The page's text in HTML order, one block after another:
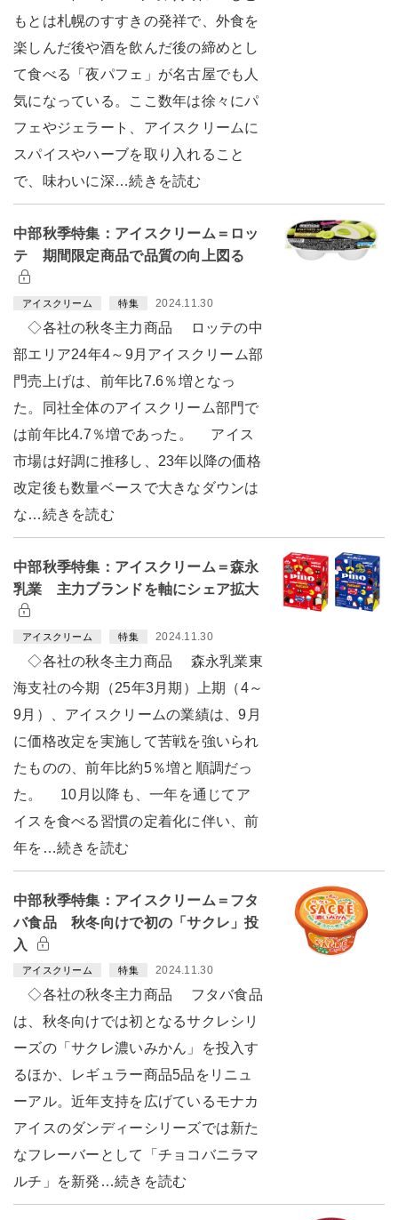
もとは札幌のすすきの発祥で、外食を
楽しんだ後や酒を飲んだ後の締めとし
て食べる「夜パフェ」が名古屋でも人
気になっている。ここ数年は徐々にパ
フェやジェラート、アイスクリームに
スパイスやハーブを取り入れること
で、味わいに深…続きを読む
中部秋季特集：アイスクリーム＝ロッ
テ 期間限定商品で品質の向上図る
アイスクリーム 特集 2024.11.30
◇各社の秋冬主力商品 ロッテの中
部エリア24年4～9月アイスクリーム部
門売上げは、前年比7.6％増となっ
た。同社全体のアイスクリーム部門で
は前年比4.7％増であった。 アイス
市場は好調に推移し、23年以降の価格
改定後も数量ベースで大きなダウンは
な…続きを読む
中部秋季特集：アイスクリーム＝森永
乳業 主力ブランドを軸にシェア拡大
アイスクリーム 特集 2024.11.30
◇各社の秋冬主力商品 森永乳業東
海支社の今期（25年3月期）上期（4～
9月）、アイスクリームの業績は、9月
に価格改定を実施して苦戦を強いられ
たものの、前年比約5％増と順調だっ
た。 10月以降も、一年を通じてア
イスを食べる習慣の定着化に伴い、前
年を…続きを読む
中部秋季特集：アイスクリーム＝フタ
バ食品 秋冬向けで初の「サクレ」投
入
アイスクリーム 特集 2024.11.30
◇各社の秋冬主力商品 フタバ食品
は、秋冬向けでは初となるサクレシリ
ーズの「サクレ濃いみかん」を投入す
るほか、レギュラー商品5品をリニュ
ーアル。近年支持を広げているモナカ
アイスのダンディーシリーズでは新た
なフレーバーとして「チョコバニラマ
ルチ」を新発…続きを読む